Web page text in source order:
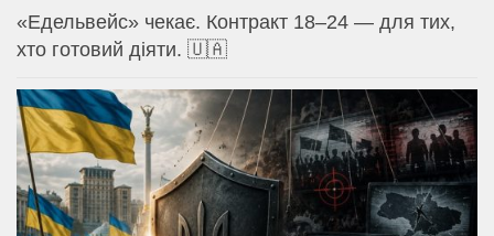
«Едельвейс» чекає. Контракт 18–24 — для тих,
хто готовий діяти. 🇺🇦